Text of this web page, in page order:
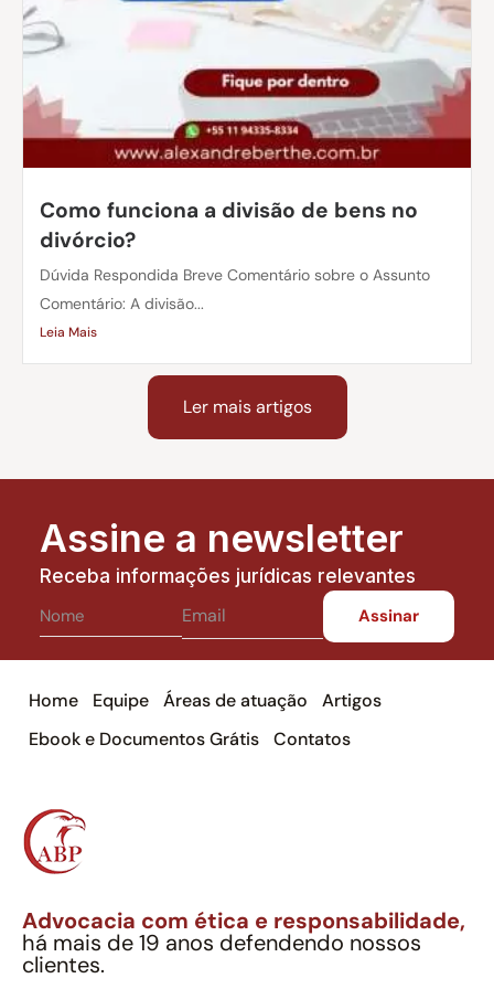
Como funciona a divisão de bens no
divórcio?
Dúvida Respondida Breve Comentário sobre o Assunto
Comentário: A divisão...
Leia Mais
Ler mais artigos
Assine a newsletter
Receba informações jurídicas relevantes
Home Equipe Áreas de atuação
Artigos
Ebook e Documentos Grátis
Contatos
Advocacia com ética e responsabilidade,
há mais de 19 anos defendendo nossos
clientes.